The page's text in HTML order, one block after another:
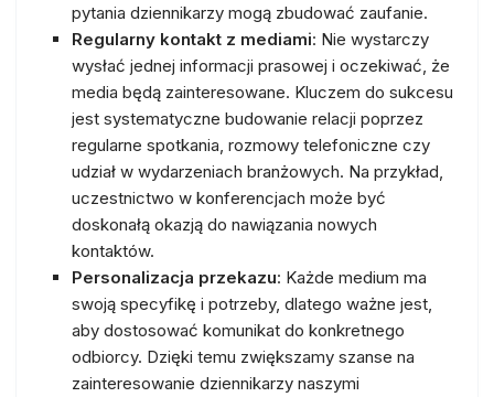
pytania dziennikarzy mogą zbudować zaufanie.
Regularny kontakt z mediami: Nie wystarczy
wysłać jednej informacji prasowej i oczekiwać, że
media będą zainteresowane. Kluczem do sukcesu
jest systematyczne budowanie relacji poprzez
regularne spotkania, rozmowy telefoniczne czy
udział w wydarzeniach branżowych. Na przykład,
uczestnictwo w konferencjach może być
doskonałą okazją do nawiązania nowych
kontaktów.
Personalizacja przekazu: Każde medium ma
swoją specyfikę i potrzeby, dlatego ważne jest,
aby dostosować komunikat do konkretnego
odbiorcy. Dzięki temu zwiększamy szanse na
zainteresowanie dziennikarzy naszymi